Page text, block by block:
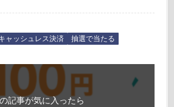
ャッシュレス決済 抽選で当たる
記事が気に入ったら